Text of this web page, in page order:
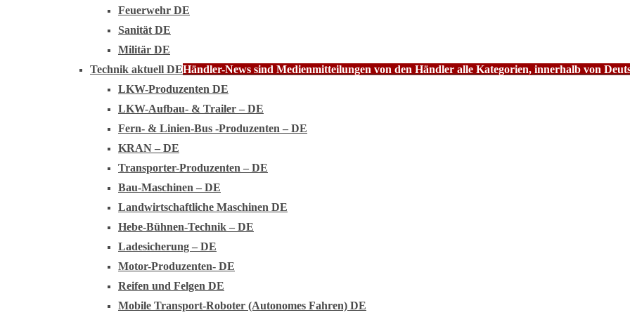
Feuerwehr DE
Sanität DE
Militär DE
Technik aktuell DEHändler-News sind Medienmitteilungen von den Händler alle Kategorien, innerhalb von
LKW-Produzenten DE
LKW-Aufbau- & Trailer – DE
Fern- & Linien-Bus -Produzenten – DE
KRAN – DE
Transporter-Produzenten – DE
Bau-Maschinen – DE
Landwirtschaftliche Maschinen DE
Hebe-Bühnen-Technik – DE
Ladesicherung – DE
Motor-Produzenten- DE
Reifen und Felgen DE
Mobile Transport-Roboter (Autonomes Fahren) DE